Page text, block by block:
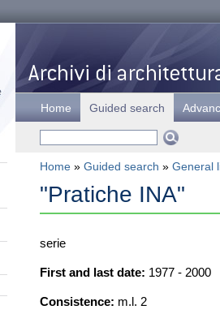
Home Guided search
Home » Guided search » General
"Pratiche INA"
serie
First and last date: 1977 - 2000
Consistence: m.l. 2